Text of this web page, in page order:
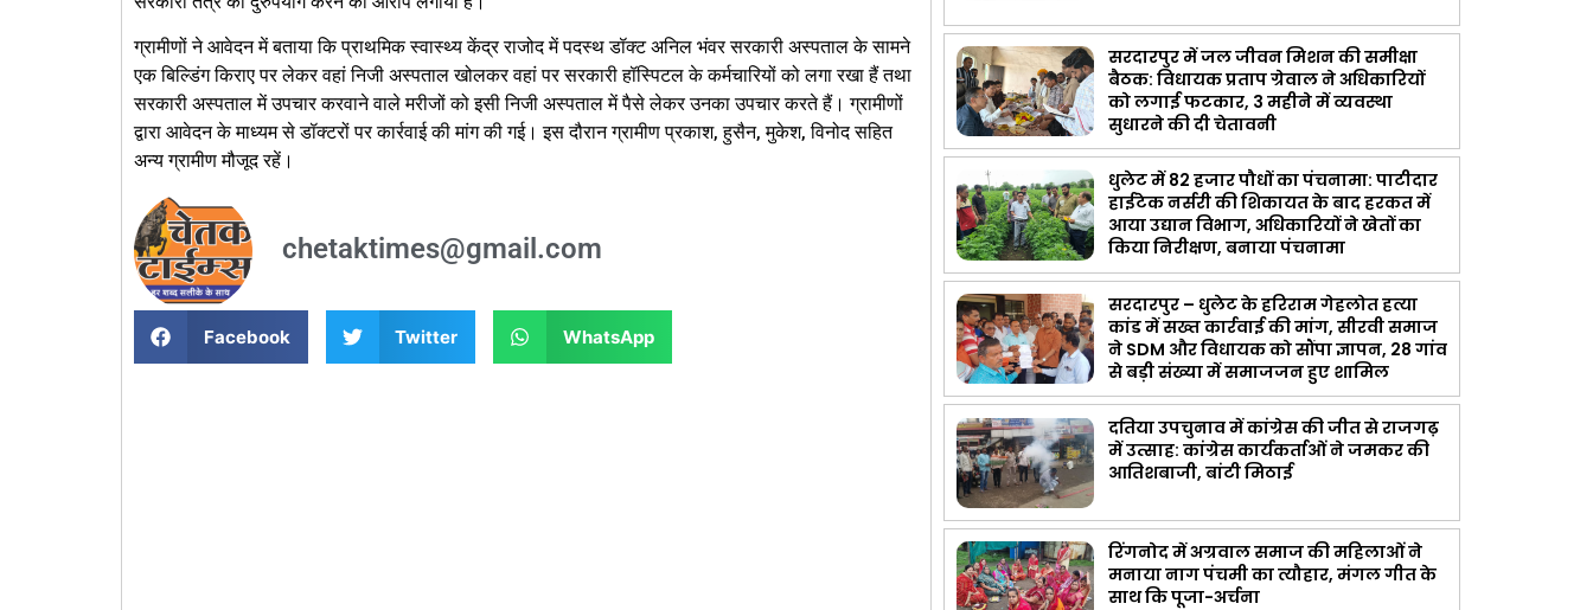
ग्रामीणों ने आवेदन में बताया कि प्राथमिक स्वास्थ्य केंद्र राजोद में पदस्थ डॉक्ट अनिल भंवर सरकारी अस्पताल के सामने
एक बिल्डिंग किराए पर लेकर वहां निजी अस्पताल खोलकर वहां पर सरकारी हॉस्पिटल के कर्मचारियों को लगा रखा हैं तथा
सरकारी अस्पताल में उपचार करवाने वाले मरीजों को इसी निजी अस्पताल में पैसे लेकर उनका उपचार करते हैं। ग्रामीणों
द्वारा आवेदन के माध्यम से डॉक्टरों पर कार्रवाई की मांग की गई। इस दौरान ग्रामीण प्रकाश, हुसैन, मुकेश, विनोद सहित
अन्य ग्रामीण मौजूद रहें।
chetaktimes@gmail.com
Facebook Twitter WhatsApp
सरदारपुर में जल जीवन मिशन की समीक्षा
बैठक: विधायक प्रताप ग्रेवाल ने अधिकारियों
को लगाई फटकार, 3 महीने में व्यवस्था
सुधारने की दी चेतावनी
धुलेट में 82 हजार पौधों का पंचनामा: पाटीदार
हाईटेक नर्सरी की शिकायत के बाद हरकत में
आया उद्यान विभाग, अधिकारियों ने खेतों का
किया निरीक्षण, बनाया पंचनामा
सरदारपुर – धुलेट के हरिराम गेहलोत हत्या
कांड में सख्त कार्रवाई की मांग, सीरवी समाज
ने SDM और विधायक को सौंपा ज्ञापन, 28 गांव
से बड़ी संख्या में समाजजन हुए शामिल
दतिया उपचुनाव में कांग्रेस की जीत से राजगढ़
में उत्साह: कांग्रेस कार्यकर्ताओं ने जमकर की
आतिशबाजी, बांटी मिठाई
रिंगनोद में अग्रवाल समाज की महिलाओं ने
मनाया नाग पंचमी का त्यौहार, मंगल गीत के
साथ कि पूजा-अर्चना